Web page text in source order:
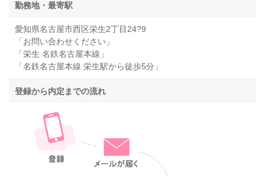
勤務地・最寄駅
愛知県名古屋市西区栄生2丁目24?9
「お問い合わせください」
「栄生 名鉄名古屋本線」
「名鉄名古屋本線 栄生駅から徒歩5分」
登録から内定までの流れ